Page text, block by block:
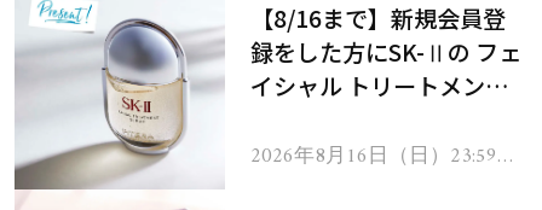
【8/16まで】新規会員登
録をした方にSK-Ⅱの フェ
イシャル トリートメント
2026年8月16日（日）23:59ま